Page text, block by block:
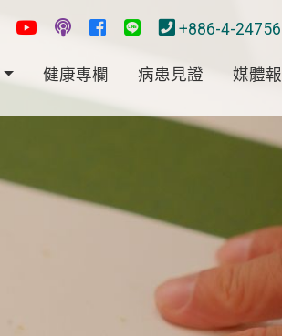
+886-4-
健康專欄 病患見證 媒體